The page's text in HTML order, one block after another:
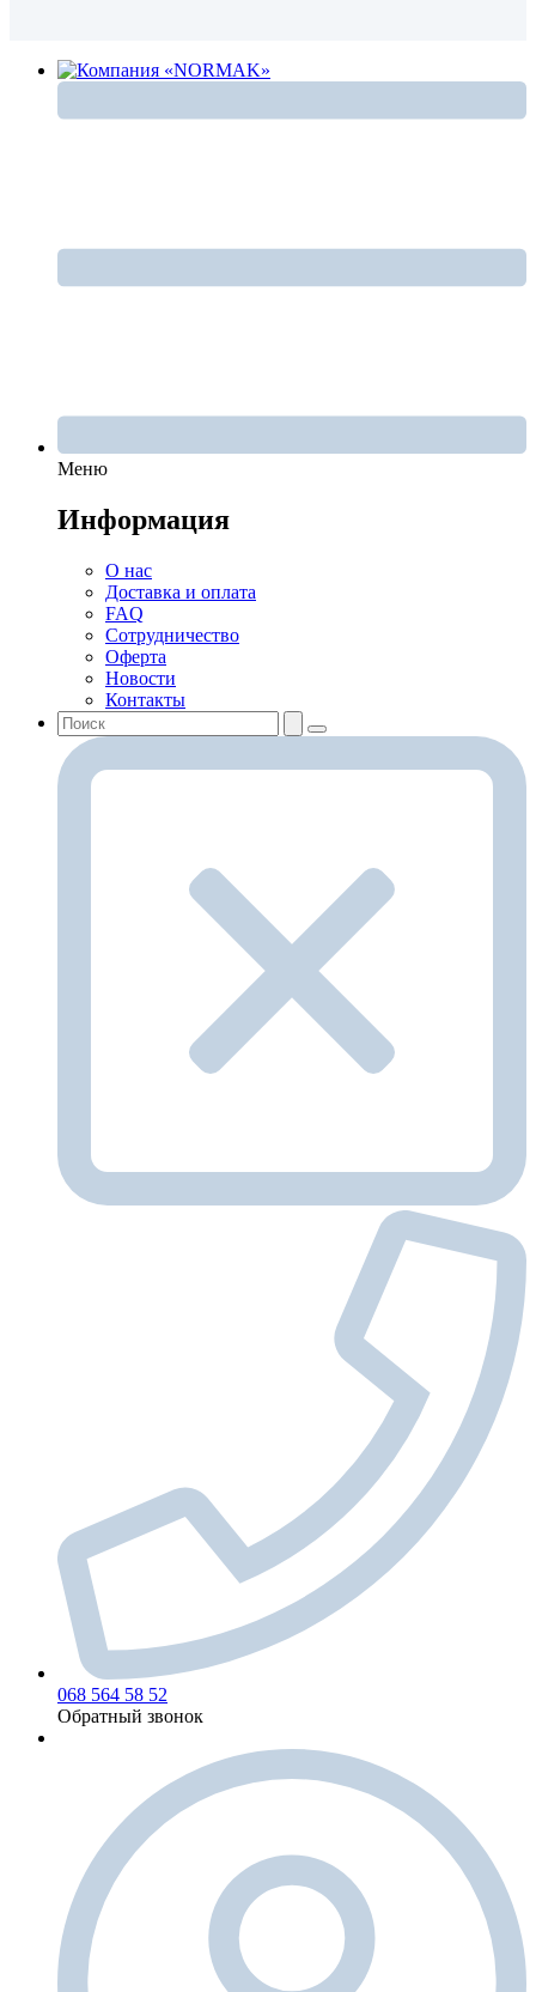
Меню
Информация
О нас
Доставка и оплата
FAQ
Сотрудничество
Оферта
Новости
Контакты
068 564 58 52
Обратный звонок